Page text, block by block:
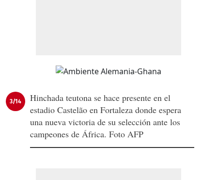
3/14
Hinchada teutona se hace presente en el
estadio Castelão en Fortaleza donde espera
una nueva victoria de su selección ante los
campeones de África. Foto AFP